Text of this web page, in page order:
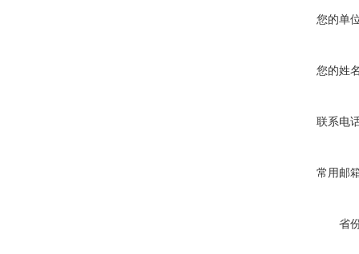
您的单
您的姓
联系电
常用邮
省